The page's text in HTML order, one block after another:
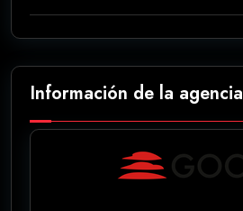
Información de la agencia